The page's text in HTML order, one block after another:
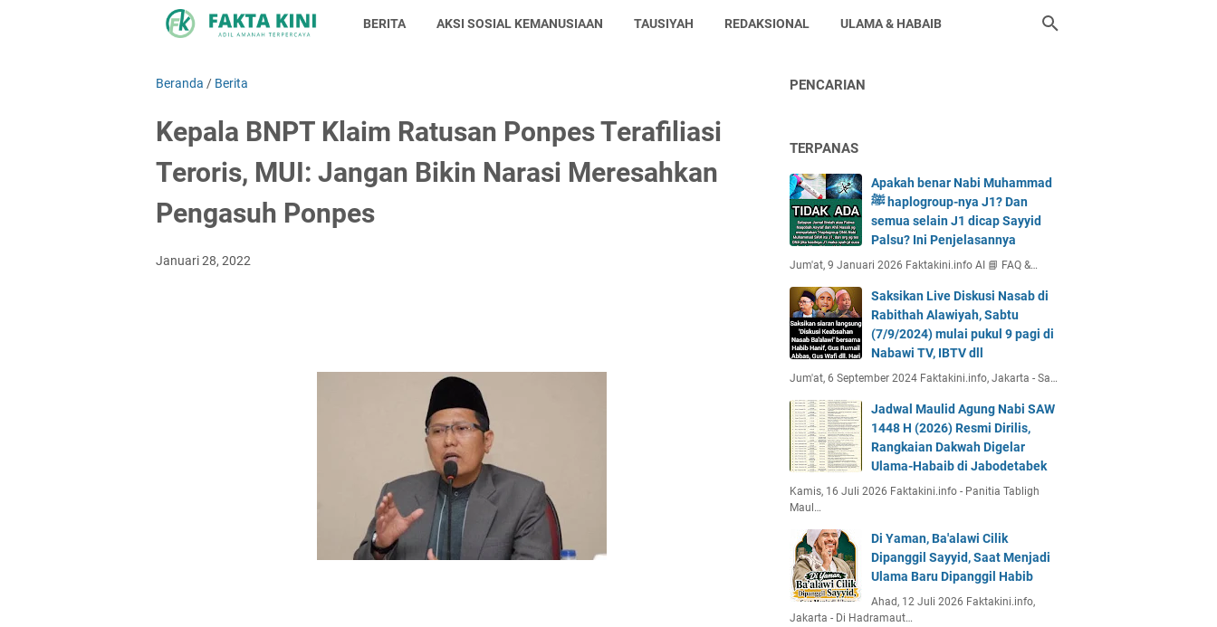
BERITA AKSI SOSIAL KEMANUSIAAN TAUSIYAH REDAKSIONAL ULAMA & HABAIB
Beranda / Berita
Kepala BNPT Klaim Ratusan Ponpes Terafiliasi
Teroris, MUI: Jangan Bikin Narasi Meresahkan
Pengasuh Ponpes
Januari 28, 2022
PENCARIAN
TERPANAS
Apakah benar Nabi Muhammad
ﷺ haplogroup-nya J1? Dan
semua selain J1 dicap Sayyid
Palsu? Ini Penjelasannya
Jum'at, 9 Januari 2026 Faktakini.info AI 📘 FAQ &…
Saksikan Live Diskusi Nasab di
Rabithah Alawiyah, Sabtu
(7/9/2024) mulai pukul 9 pagi di
Nabawi TV, IBTV dll
Jum'at, 6 September 2024 Faktakini.info, Jakarta - Sa…
Jadwal Maulid Agung Nabi SAW
1448 H (2026) Resmi Dirilis,
Rangkaian Dakwah Digelar
Ulama-Habaib di Jabodetabek
Kamis, 16 Juli 2026 Faktakini.info - Panitia Tabligh
Maul…
Di Yaman, Ba'alawi Cilik
Dipanggil Sayyid, Saat Menjadi
Ulama Baru Dipanggil Habib
Ahad, 12 Juli 2026 Faktakini.info,
Jakarta - Di Hadramaut…